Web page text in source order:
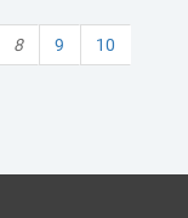
8 9 10